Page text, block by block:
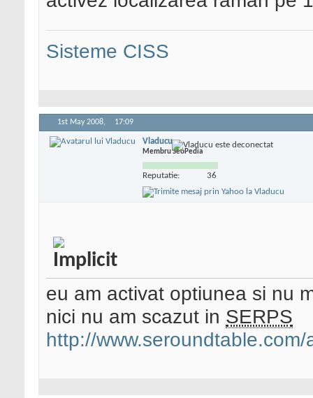
Sisteme CISS
1st May 2008, 17:09
Vladucu
Membru SeoPedia
Reputatie: 36
eu am activat optiunea si nu
nici nu am scazut in SERPS
http://